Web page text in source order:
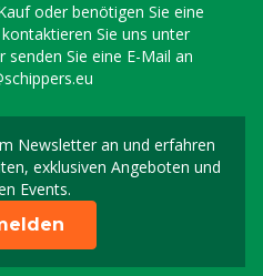
oder benötigen Sie eine
Sie uns unter
senden Sie eine E-Mail an
Newsletter an und erfahren
exklusiven Angeboten und
Events.
Melden Sie sich für